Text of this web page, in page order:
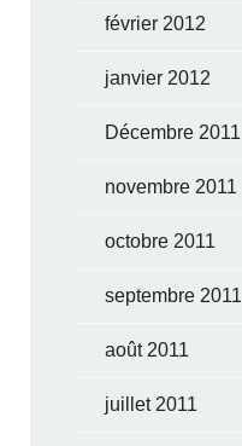
février 2012
janvier 2012
Décembre 2011
novembre 2011
octobre 2011
septembre 2011
août 2011
juillet 2011